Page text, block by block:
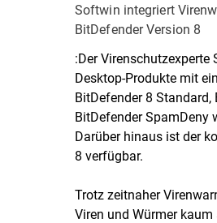
Softwin integriert
BitDefender Version 8
:Der
Desktop-Produkte mit
BitDefender 8
BitDefender SpamDeny
Darüber hinaus ist der
8 verfügbar.
Trotz zeitnaher
Viren und Würmer